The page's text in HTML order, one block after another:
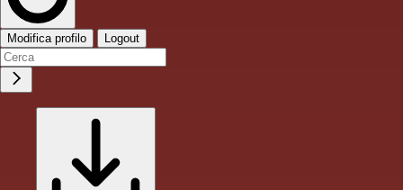
Modifica profilo Logout